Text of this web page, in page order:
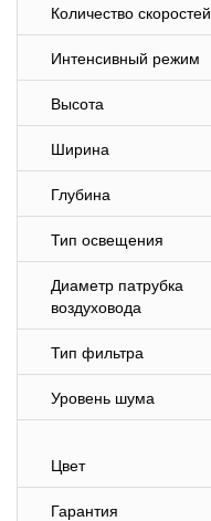
Количество скоростей
Интенсивный режим
Высота
Ширина
Глубина
Тип освещения
Диаметр патрубка
воздуховода
Тип фильтра
Уровень шума
Цвет
Гарантия